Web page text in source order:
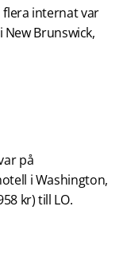
flera internat var
Brunswick,
på
i Washington,
kr) till LO.